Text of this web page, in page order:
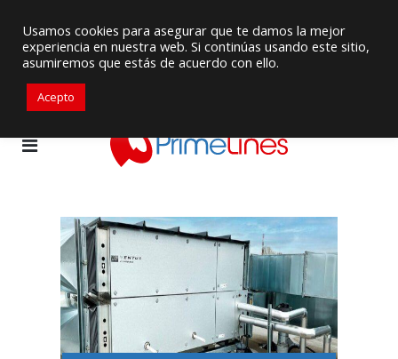
+507 6713-6953 ventaspanama@primelines-hvac.com
Usamos cookies para asegurar que te damos la mejor
experiencia en nuestra web. Si continúas usando este sitio,
asumiremos que estás de acuerdo con ello.
Acepto